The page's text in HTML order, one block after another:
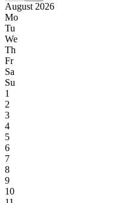
August 2026
Mo
Tu
We
Th
Fr
Sa
Su
1
2
3
4
5
6
7
8
9
10